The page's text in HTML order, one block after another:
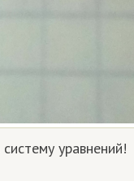
уравнений!